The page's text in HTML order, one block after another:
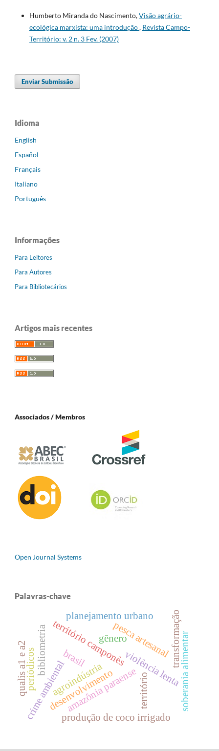
Humberto Miranda do Nascimento,Visão agrário-
ecológica marxista: uma introdução, Revista Campo-
Território: v. 2 n. 3 Fev. (2007)
Enviar Submissão
Idioma
English
Español
Français
Italiano
Português
Informações
Para Leitores
Para Autores
Para Bibliotecários
Artigos mais recentes
Associados / Membros
Open Journal Systems
Palavras-chave
território camponês
violência lenta
agroindústria soberania alimentar
amazônia paraense
crime ambiental território
gênero
pesca artesanal
produção de coco irrigado
planejamento urbano
desenvolvimento
bibliometria
periódicos
qualis a1 e a2 brasil transformação